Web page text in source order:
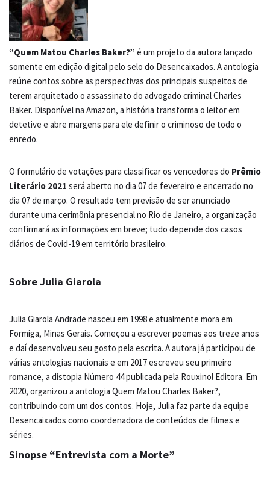
“Quem Matou Charles Baker?” é um projeto da autora lançado
somente em edição digital pelo selo do Desencaixados. A antologia
reúne contos sobre as perspectivas dos principais suspeitos de
terem arquitetado o assassinato do advogado criminal Charles
Baker. Disponível na Amazon, a história transforma o leitor em
detetive e abre margens para ele definir o criminoso de todo o
enredo.
O formulário de votações para classificar os vencedores do Prêmio
Literário 2021 será aberto no dia 07 de fevereiro e encerrado no
dia 07 de março. O resultado tem previsão de ser anunciado
durante uma cerimônia presencial no Rio de Janeiro, a organização
confirmará as informações em breve; tudo depende dos casos
diários de Covid-19 em território brasileiro.
Sobre Julia Giarola
Julia Giarola Andrade nasceu em 1998 e atualmente mora em
Formiga, Minas Gerais. Começou a escrever poemas aos treze anos
e daí desenvolveu seu gosto pela escrita. A autora já participou de
várias antologias nacionais e em 2017 escreveu seu primeiro
romance, a distopia Número 44 publicada pela Rouxinol Editora. Em
2020, organizou a antologia Quem Matou Charles Baker?,
contribuindo com um dos contos. Hoje, Julia faz parte da equipe
Desencaixados como coordenadora de conteúdos de filmes e
séries.
Sinopse “Entrevista com a Morte”